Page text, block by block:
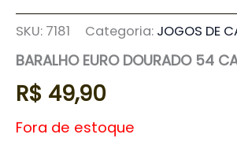
SKU: 7181 Categoria: JOGOS DE
BARALHO EURO DOURADO 54
R$ 49,90
Fora de estoque